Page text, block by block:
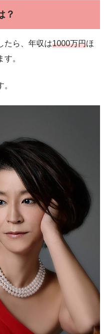
？
たら、年収は1000万円ほ
。